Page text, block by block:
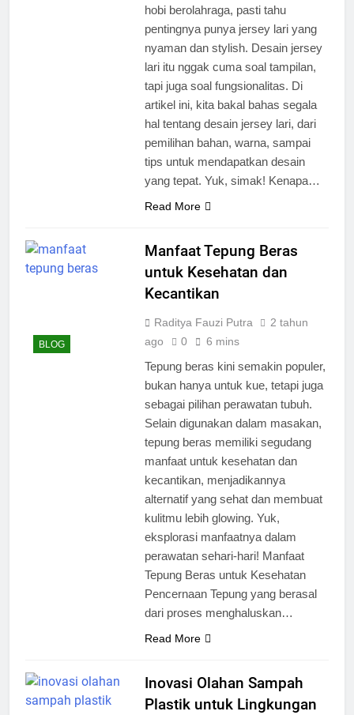
hobi berolahraga, pasti tahu
pentingnya punya jersey lari yang
nyaman dan stylish. Desain jersey
lari itu nggak cuma soal tampilan,
tapi juga soal fungsionalitas. Di
artikel ini, kita bakal bahas segala
hal tentang desain jersey lari, dari
pemilihan bahan, warna, sampai
tips untuk mendapatkan desain
yang tepat. Yuk, simak! Kenapa…
Read More
BLOG
Manfaat Tepung Beras
untuk Kesehatan dan
Kecantikan
Raditya Fauzi Putra
2 tahun
ago
0 6 mins
Tepung beras kini semakin populer,
bukan hanya untuk kue, tetapi juga
sebagai pilihan perawatan tubuh.
Selain digunakan dalam masakan,
tepung beras memiliki segudang
manfaat untuk kesehatan dan
kecantikan, menjadikannya
alternatif yang sehat dan membuat
kulitmu lebih glowing. Yuk,
eksplorasi manfaatnya dalam
perawatan sehari-hari! Manfaat
Tepung Beras untuk Kesehatan
Pencernaan Tepung yang berasal
dari proses menghaluskan…
Read More
Inovasi Olahan Sampah
Plastik untuk Lingkungan